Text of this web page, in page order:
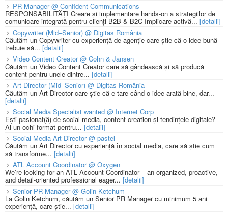
PR Manager @ Confident Communications
RESPONSABILITĂȚI Creare și implementare hands-on a strategiilor de
comunicare integrată pentru clienți B2B & B2C Implicare activă... [detalii]
Copywriter (Mid–Senior) @ Digitas România
Căutăm un Copywriter cu experiență de agenție care știe că o idee bună
trebuie să... [detalii]
Video Content Creator @ Cohn & Jansen
Căutăm un Video Content Creator care să gândească și să producă
content pentru unele dintre... [detalii]
Art Director (Mid–Senior) @ Digitas România
Căutăm un Art Director care știe că e tare când o idee arată bine, dar...
[detalii]
Social Media Specialist wanted @ Internet Corp
Ești pasionat(ă) de social media, content creation și tendințele digitale?
Ai un ochi format pentru... [detalii]
Social Media Art Director @ pastel
Căutăm un Art Director cu experiență în social media, care să știe cum
să transforme... [detalii]
ATL Account Coordinator @ Oxygen
We’re looking for an ATL Account Coordinator – an organized, proactive,
and detail-oriented professional eager... [detalii]
Senior PR Manager @ Golin Ketchum
La Golin Ketchum, căutăm un Senior PR Manager cu minimum 5 ani
experiență, care știe... [detalii]